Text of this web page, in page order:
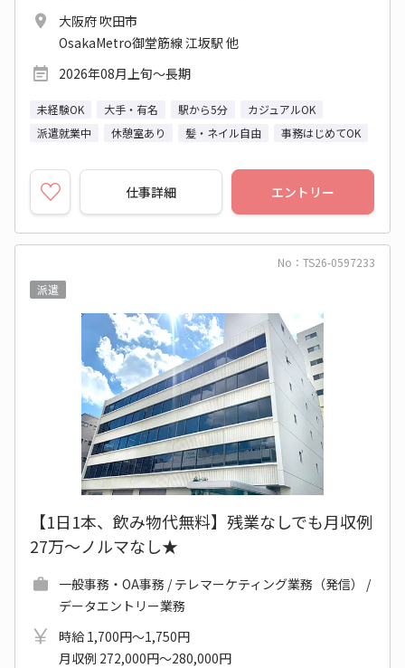
大阪府 吹田市
OsakaMetro御堂筋線 江坂駅 他
2026年08月上旬～長期
未経験OK 大手・有名 駅から5分
カジュアルOK
派遣就業中
休憩室あり 髪・ネイル自由 事務はじめてOK
仕事詳細 エントリー
No：TS26-0597233
派遣
【1日1本、飲み物代無料】残業なしでも月収例
27万～ノルマなし★
一般事務・OA事務 / テレマーケティング業務（発信） /
データエントリー業務
時給 1,700円～1,750円
月収例 272,000円～280,000円